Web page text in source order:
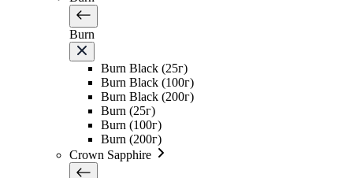
Burn
Burn Black (25г)
Burn Black (100г)
Burn Black (200г)
Burn (25г)
Burn (100г)
Burn (200г)
Crown Sapphire